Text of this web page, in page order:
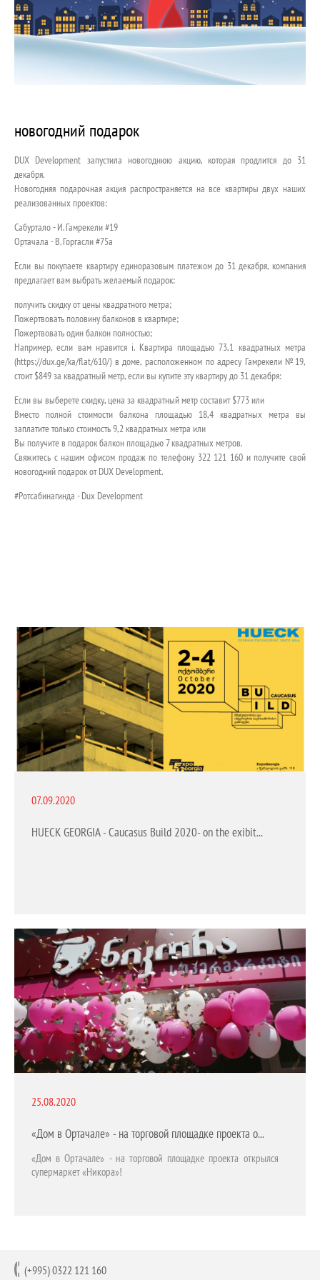
КОНТАКТ
новогодний подарок
DUX Development запустила новогоднюю акцию, которая продлится до 31
декабря.
Новогодняя подарочная акция распространяется на все квартиры двух наших
реализованных проектов:
Сабуртало - И. Гамрекели #19
Ортачала - В. Горгасли #75а
Если вы покупаете квартиру единоразовым платежом до 31 декабря, компания
предлагает вам выбрать желаемый подарок:
получить скидку от цены квадратного метра;
Пожертвовать половину балконов в квартире;
Пожертвовать один балкон полностью;
Например, если вам нравится i. Квартира площадью 73,1 квадратных метра
(https://dux.ge/ka/flat/610/) в доме, расположенном по адресу Гамрекели №19,
стоит $849 за квадратный метр, если вы купите эту квартиру до 31 декабря:
Если вы выберете скидку, цена за квадратный метр составит $773 или
Вместо полной стоимости балкона площадью 18,4 квадратных метра вы
заплатите только стоимость 9,2 квадратных метра или
Вы получите в подарок балкон площадью 7 квадратных метров.
Свяжитесь с нашим офисом продаж по телефону 322 121 160 и получите свой
новогодний подарок от DUX Development.
#Ротсабинагинда - Dux Development
07.09.2020
HUECK GEORGIA - Caucasus Build 2020- on the exibittion.
25.08.2020
«Дом в Ортачале» - на торговой площадке проекта открылся супермаркет «Никора»!
«Дом в Ортачале» - на торговой площадке проекта открылся
супермаркет «Никора»!
(+995) 0322 121 160